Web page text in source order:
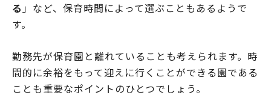
る」など、保育時間によって選ぶこともあるようで
す。
勤務先が保育園と離れていることも考えられます。時
間的に余裕をもって迎えに行くことができる園である
ことも重要なポイントのひとつでしょう。